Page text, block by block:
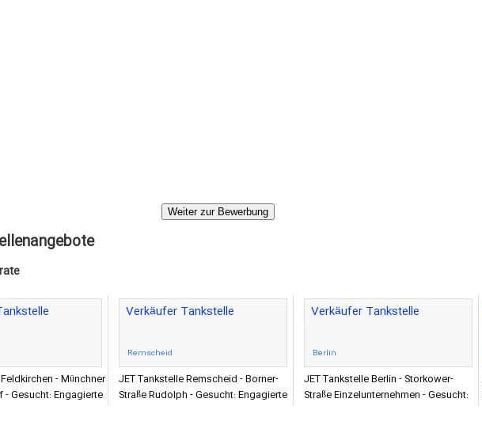
Weiter zur Bewerbung
- Münchner
- Gesucht: Engagierte
Verkäufer Tankstelle
Remscheid
JET Tankstelle Remscheid - Borner-
Straße Rudolph - Gesucht: Engagierte
Verkäufer Tankstelle
Berlin
JET Tankstelle Berlin - Storkower-
Straße Einzelunternehmen - Gesucht: